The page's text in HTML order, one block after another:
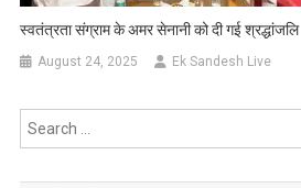
स्वतंत्रता संग्राम के अमर सेनानी को दी गई श्रद्धांजलि
August 24, 2025 Ek Sandesh Live